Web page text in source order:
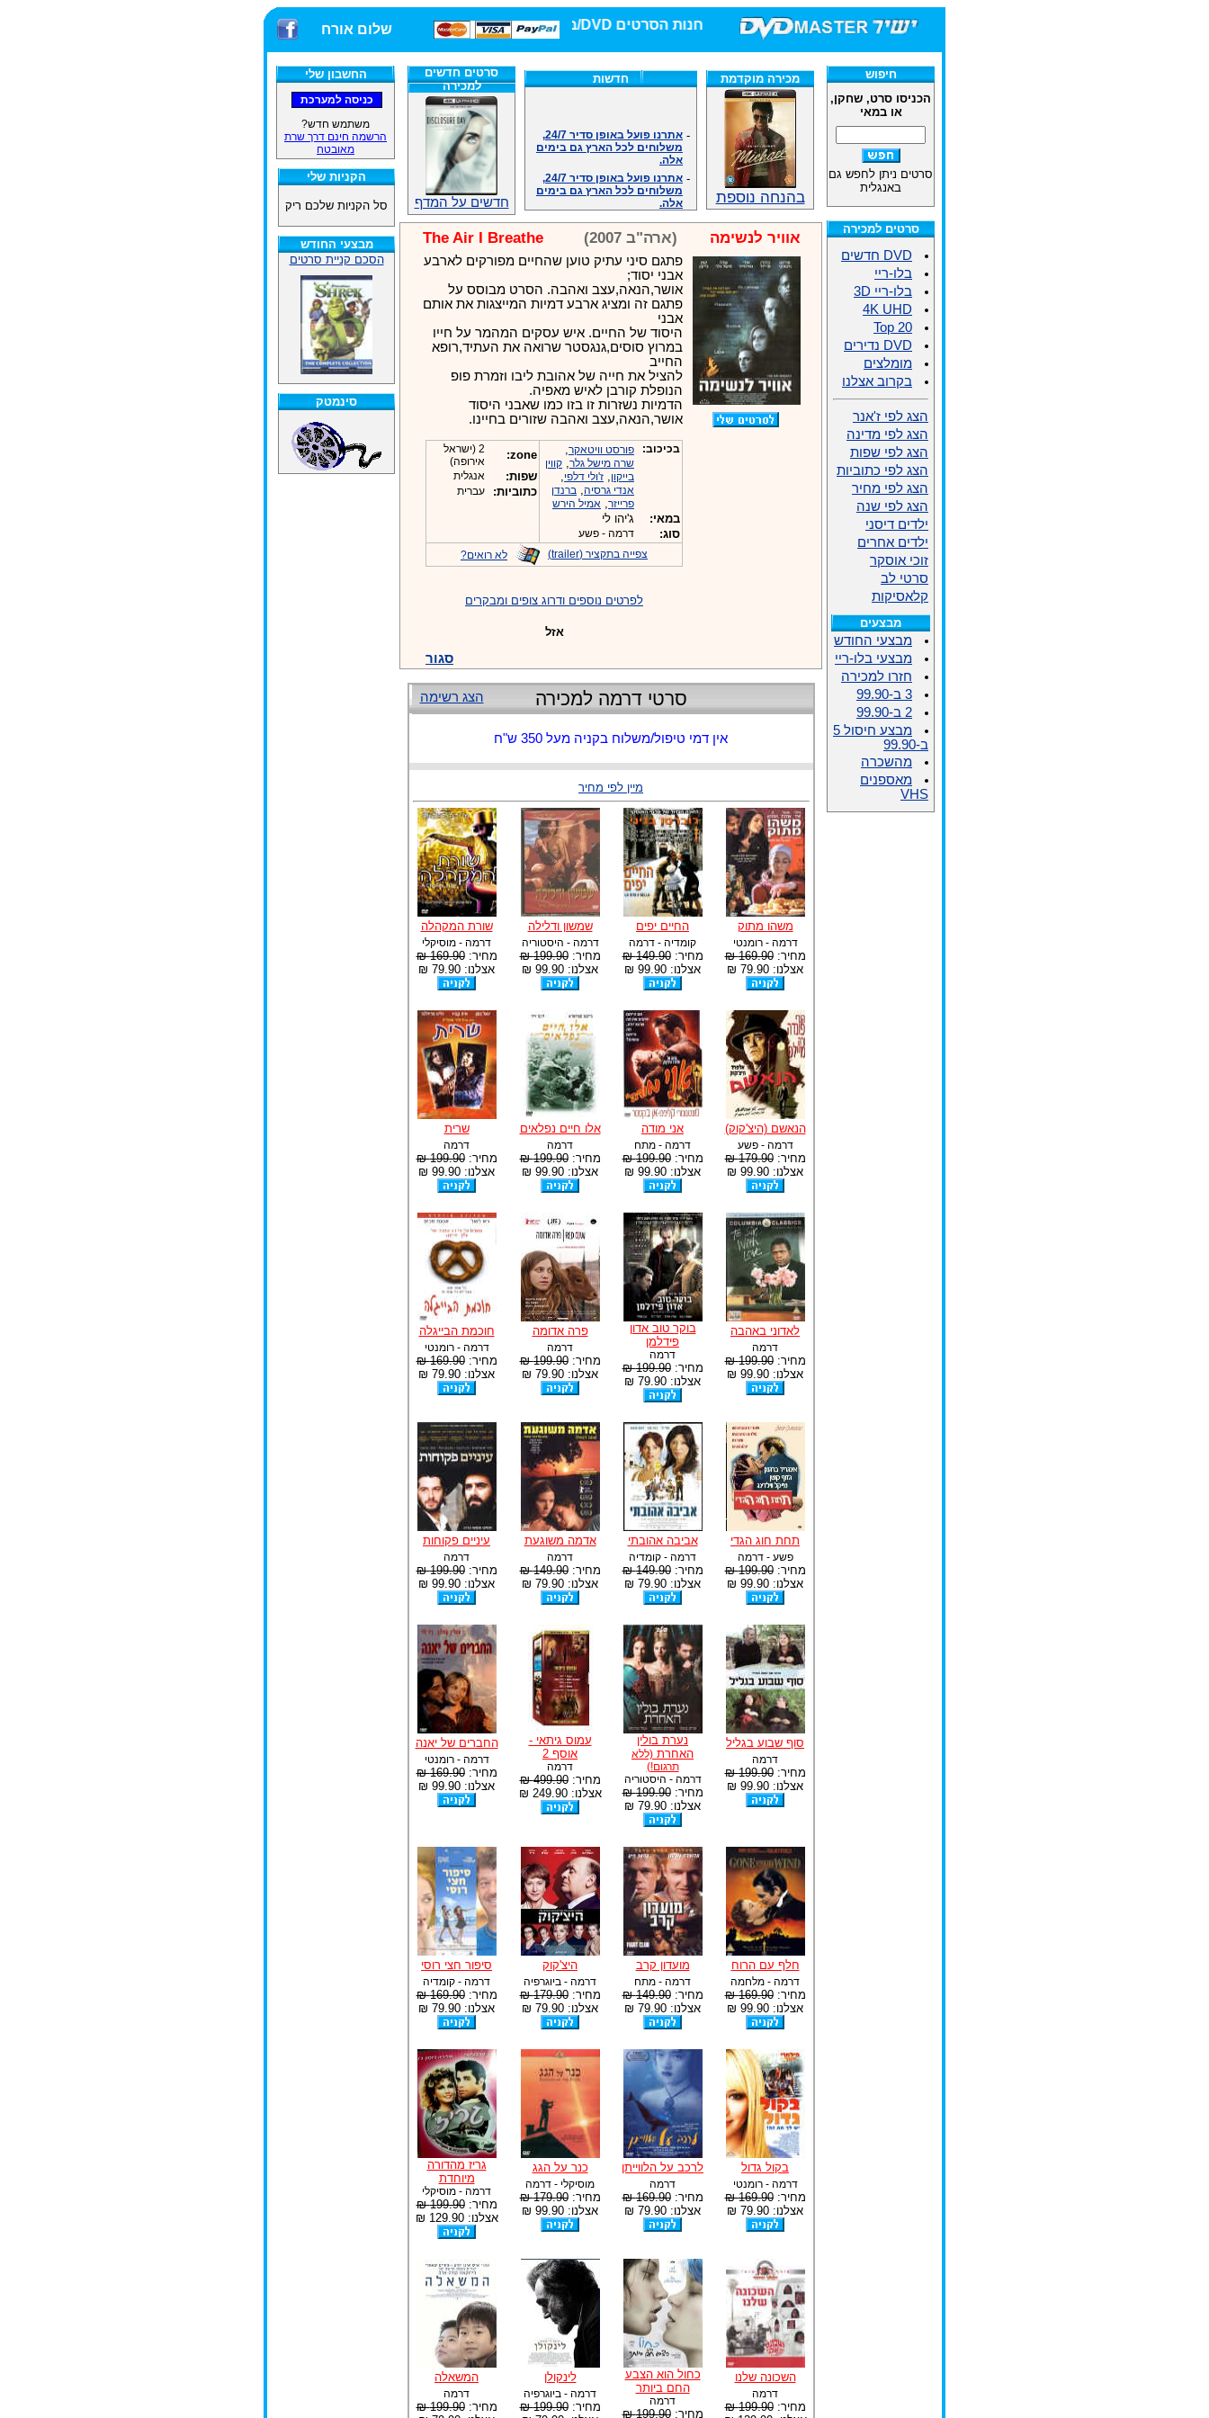
חנות הסרטים DVD/בלו-ריי/3D הגדולה ביותר! שלום אורח
החשבון שלי
משתמש חדש?
הרשמה חינם דרך שרת
מאובטח
הקניות שלי
סל הקניות שלכם ריק
מבצעי החודש
הסכם קניית סרטים
סינמטק
מכירה מוקדמת
בהנחה נוספת
חדשות
משלוחים לכל הארץ גם בימים
אלה.
משלוחים לכל הארץ גם בימים
אלה.
-אנחנו כאן לכול שאלה וזמינים
במענה הטלפוני שלנו.ובמייל
.האתר לרשותכם פעיל 24/7
מענה טלפוני: 09-7652392
צוות דיוידי מאסטר ישיר.
זמינים במייל ובטלפון. האתר
לרשותכם פעיל 24/7
צוות דיוידי מאסטר ישיר.
אנחנו כאן לכול שאלה וזמינים
במענה הטלפוני שלנו.ובמייל
.האתר לרשותכם 24/7
מענה טלפוני: 09-7652392
צוות דיוידי מאסטר ישיר.
סרטים חדשים
למכירה
חדשים על המדף
אוויר לנשימה (ארה"ב 2007) The Air I Breathe
פתגם סיני עתיק טוען שהחיים מפורקים לארבע
אבני יסוד;
אושר,הנאה,עצב ואהבה. הסרט מבוסס על
פתגם זה ומציג ארבע דמיות המייצגות את אותם
אבני
היסוד של החיים. איש עסקים המהמר על חייו
במרוץ סוסים,גנגסטר שרואה את העתיד,רופא
החייב
להציל את חייה של אהובת ליבו וזמרת פופ
הנופלת קורבן לאיש מאפיה.
הדמיות נשזרות זו בזו כמו שאבני היסוד
אושר,הנאה,עצב ואהבה שזורים בחיינו.
בכיכוב: פורסט וויטאקר,
שרה מישל גלר, קווין
בייקון, ז'ולי דלפי,
אנדי גרסיה, ברנדן
פרייזר, אמיל הירש
במאי:
ג'יהו לי
סוג:
דרמה - פשע
zone:
2 (ישראל
אירופה)
שפות: אנגלית
כתוביות: עברית
צפייה בתקציר (trailer) לא רואים?
לפרטים נוספים ודרוג צופים ומבקרים
אזל
סגור
הצג רשימה סרטי דרמה למכירה
אין דמי טיפול/משלוח בקניה מעל 350 ש"ח
מיין לפי מחיר
משהו מתוק
דרמה - רומנטי
מחיר:169.90 ₪
אצלנו: 79.90 ₪
החיים יפים
קומדיה - דרמה
מחיר:149.90 ₪
אצלנו: 99.90 ₪
שמשון ודלילה
דרמה - היסטוריה
מחיר:199.90 ₪
אצלנו: 99.90 ₪
שורת המקהלה
דרמה - מוסיקלי
מחיר:169.90 ₪
אצלנו: 79.90 ₪
הנאשם (היצ'קוק)
דרמה - פשע
מחיר:179.90 ₪
אצלנו: 99.90 ₪
אני מודה
דרמה - מתח
מחיר:199.90 ₪
אצלנו: 99.90 ₪
אלו חיים נפלאים
דרמה
מחיר:199.90 ₪
אצלנו: 99.90 ₪
שרית
דרמה
מחיר:199.90 ₪
אצלנו: 99.90 ₪
לאדוני באהבה
דרמה
מחיר:199.90 ₪
אצלנו: 99.90 ₪
בוקר טוב אדון
פידלמן
דרמה
מחיר:199.90 ₪
אצלנו: 79.90 ₪
פרה אדומה
דרמה
מחיר:199.90 ₪
אצלנו: 79.90 ₪
חוכמת הבייגלה
דרמה - רומנטי
מחיר:169.90 ₪
אצלנו: 79.90 ₪
תחת חוג הגדי
פשע - דרמה
מחיר:199.90 ₪
אצלנו: 99.90 ₪
אביבה אהובתי
דרמה - קומדיה
מחיר:149.90 ₪
אצלנו: 79.90 ₪
אדמה משוגעת
דרמה
מחיר:149.90 ₪
אצלנו: 79.90 ₪
עיניים פקוחות
דרמה
מחיר:199.90 ₪
אצלנו: 99.90 ₪
סוף שבוע בגליל
דרמה
מחיר:199.90 ₪
אצלנו: 99.90 ₪
נערת בולין
האחרת (ללא
תרגום!)
דרמה - היסטוריה
מחיר:199.90 ₪
אצלנו: 79.90 ₪
עמוס גיתאי -
אוסף 2
דרמה
מחיר:499.90 ₪
אצלנו: 249.90 ₪
החברים של יאנה
דרמה - רומנטי
מחיר:169.90 ₪
אצלנו: 99.90 ₪
חלף עם הרוח
דרמה - מלחמה
מחיר:169.90 ₪
אצלנו: 99.90 ₪
מועדון קרב
דרמה - מתח
מחיר:149.90 ₪
אצלנו: 79.90 ₪
היצ'קוק
דרמה - ביוגרפיה
מחיר:179.90 ₪
אצלנו: 79.90 ₪
סיפור חצי רוסי
דרמה - קומדיה
מחיר:169.90 ₪
אצלנו: 79.90 ₪
בקול גדול
דרמה - רומנטי
מחיר:169.90 ₪
אצלנו: 79.90 ₪
לרכב על הלווייתן
דרמה
מחיר:169.90 ₪
אצלנו: 79.90 ₪
כנר על הגג
מוסיקלי - דרמה
מחיר:179.90 ₪
אצלנו: 99.90 ₪
גריז מהדורה
מיוחדת
דרמה - מוסיקלי
מחיר:199.90 ₪
אצלנו: 129.90 ₪
השכונה שלנו
דרמה
מחיר:199.90 ₪
כחול הוא הצבע
החם ביותר
דרמה
מחיר:199.90 ₪
לינקולן
דרמה - ביוגרפיה
מחיר:199.90 ₪
המשאלה
דרמה
מחיר:199.90 ₪
חיפוש
הכניסו סרט, שחקן,
או במאי
סרטים ניתן לחפש גם
באנגלית
סרטים למכירה
DVD חדשים
בלו-ריי
בלו-ריי 3D
4K UHD
Top 20
DVD נדירים
מומלצים
בקרוב אצלנו
הצג לפי ז'אנר
הצג לפי מדינה
הצג לפי שפות
הצג לפי כתוביות
הצג לפי מחיר
הצג לפי שנה
ילדים דיסני
ילדים אחרים
זוכי אוסקר
סרטי לב
קלאסיקות
מבצעים
מבצעי החודש
מבצעי בלו-ריי
חזרו למכירה
3 ב-99.90
2 ב-99.90
מבצע חיסול 5
ב-99.90
מהשכרה
מאספנים
VHS